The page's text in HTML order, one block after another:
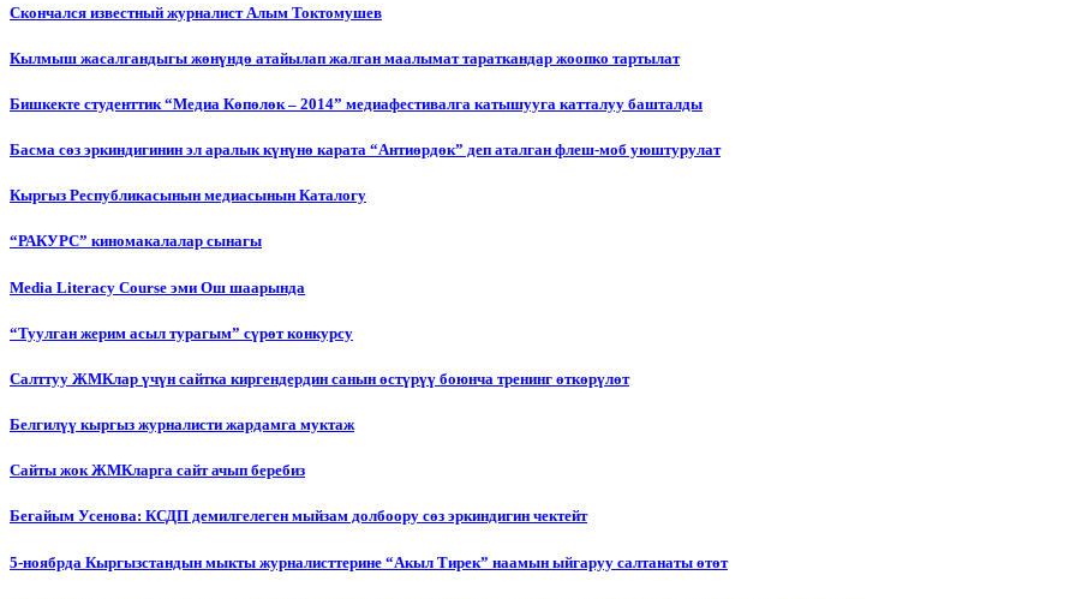
Cкончался известный журналист Алым Токтомушев
Кылмыш жасалгандыгы жөнүндө атайылап жалган маалымат тараткандар жоопко тартылат
Бишкекте студенттик “Медиа Көпөлөк – 2014” медиафестивалга катышууга катталуу башталды
Басма сөз эркиндигинин эл аралык күнүнө карата “Антиөрдөк” деп аталган флеш-моб уюштурулат
Кыргыз Республикасынын медиасынын Каталогу
“РАКУРС” киномакалалар сынагы
Media Literacy Сourse эми Ош шаарында
“Туулган жерим асыл турагым” сүрөт конкурсу
Салттуу ЖМКлар үчүн сайтка киргендердин санын өстүрүү боюнча тренинг өткөрүлөт
Белгилүү кыргыз журналисти жардамга муктаж
Сайты жок ЖМКларга сайт ачып беребиз
Бегайым Усенова: КСДП демилгелеген мыйзам долбоору сөз эркиндигин чектейт
5-ноябрда Кыргызстандын мыкты журналисттерине “Акыл Тирек” наамын ыйгаруу салтанаты өтөт